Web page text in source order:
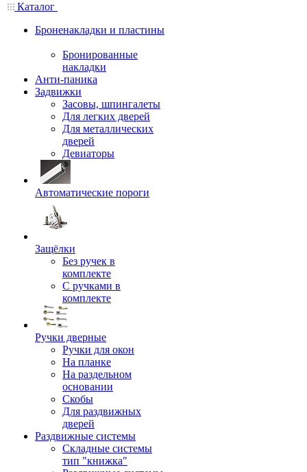
Каталог
Броненакладки и пластины
Бронированные
накладки
Анти-паника
Задвижки
Засовы, шпингалеты
Для легких дверей
Для металлических
дверей
Девиаторы
Автоматические пороги
Защёлки
Без ручек в
комплекте
С ручками в
комплекте
Ручки дверные
Ручки для окон
На планке
На раздельном
основании
Скобы
Для раздвижных
дверей
Раздвижные системы
Складные системы
тип "книжка"